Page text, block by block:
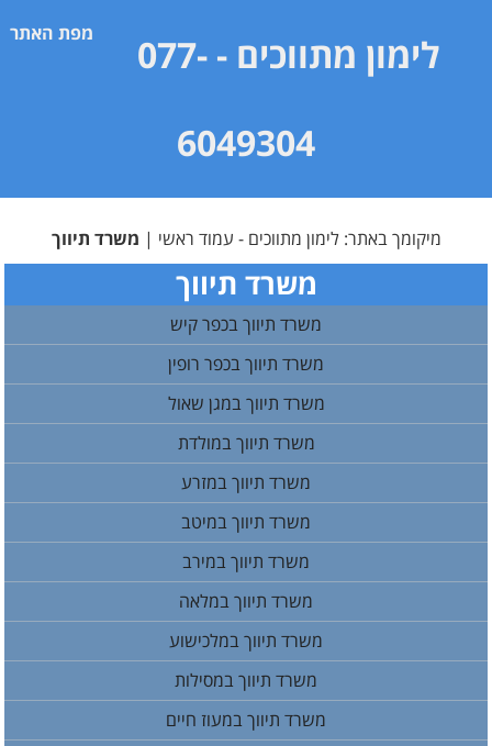
מפת האתר לימון מתווכים
- 077-
6049304
מיקומך באתר:לימון מתווכים - עמוד ראשי | משרד תיווך
משרד תיווך
משרד תיווך בכפר קיש
משרד תיווך בכפר רופין
משרד תיווך במגן שאול
משרד תיווך במולדת
משרד תיווך במזרע
משרד תיווך במיטב
משרד תיווך במירב
משרד תיווך במלאה
משרד תיווך במלכישוע
משרד תיווך במסילות
משרד תיווך במעוז חיים